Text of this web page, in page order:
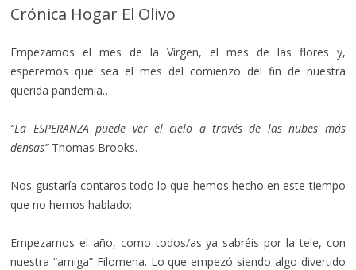
Crónica Hogar El Olivo
Empezamos el mes de la Virgen, el mes de las flores y,
esperemos que sea el mes del comienzo del fin de nuestra
querida pandemia…
“La ESPERANZA puede ver el cielo a través de las nubes más
densas”Thomas Brooks.
Nos gustaría contaros todo lo que hemos hecho en este tiempo
que no hemos hablado:
Empezamos el año, como todos/as ya sabréis por la tele, con
nuestra “amiga” Filomena. Lo que empezó siendo algo divertido